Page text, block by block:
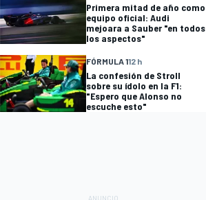
Primera mitad de año como
equipo oficial: Audi
mejoara a Sauber "en todos
los aspectos"
FÓRMULA 112 h
La confesión de Stroll
sobre su ídolo en la F1:
"Espero que Alonso no
escuche esto"